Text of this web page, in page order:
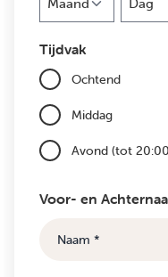
Tijdvak
Ochtend
Middag
Avond (tot
Voor- en